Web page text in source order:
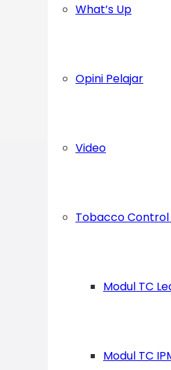
What’s Up
Opini Pelajar
Video
Tobacco Control
Modul TC
Modul TC